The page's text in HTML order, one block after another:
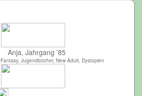
Anja, Jahrgang ’85
Jugendbücher, New Adult, Dystopien